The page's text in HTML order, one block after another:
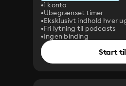
1 konto
Ubegrænset timer
Eksklusivt indhold hver
Fri lytning til podcasts
Ingen binding
Start